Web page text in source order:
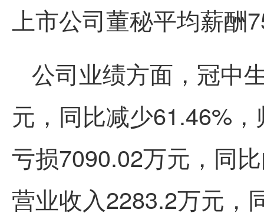
上市公司董秘平均薪
公司业绩方面，冠中
元，同比减少61.46%
亏损7090.02万元，同
营业收入2283.2万元，